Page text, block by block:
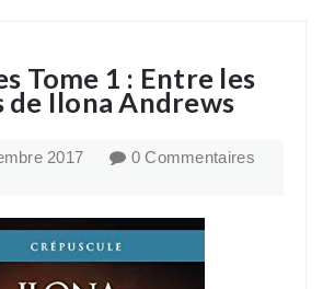
Tome 1 : Entre les
de Ilona Andrews
2017 0 Commentaires